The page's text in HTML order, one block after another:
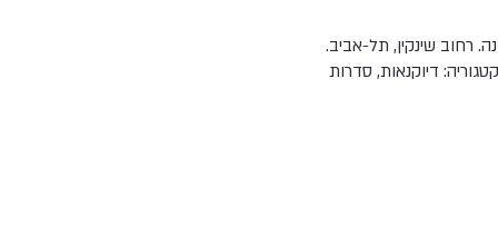
רחוב שינקין, תל-אביב.